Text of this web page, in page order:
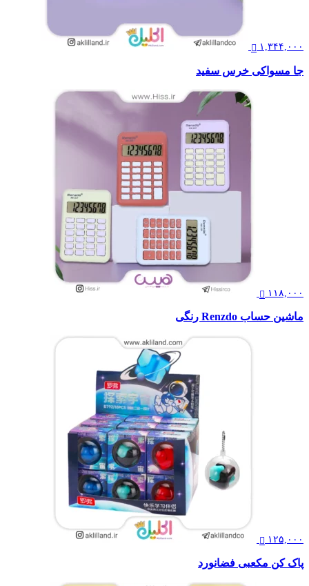
۱,۳۴۴,۰۰۰
جا مسواکی خرس سفید
۱۱۸,۰۰۰
ماشین حساب Renzdo رنگی
۱۲۵,۰۰۰
پاک کن مکعبی فضانورد